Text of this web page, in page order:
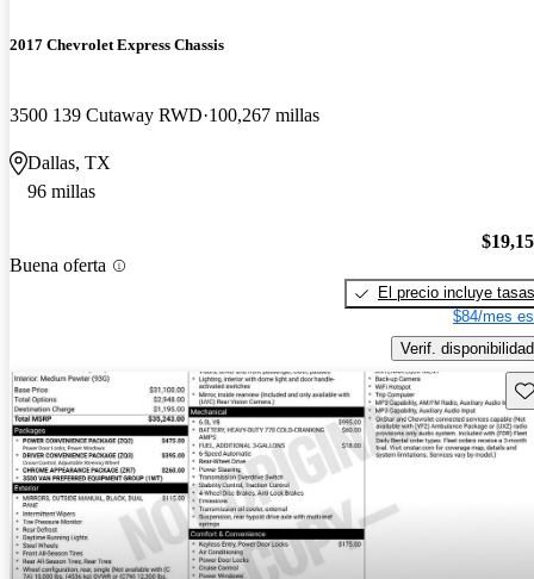
2017 Chevrolet Express Chassis
3500 139 Cutaway RWD 100,267 millas
Dallas, TX
96 millas
Buena oferta
El precio incluye tasas
$84/mes
Verif. disponibilidad